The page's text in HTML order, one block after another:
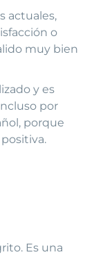
actuales,
o
muy bien
y es
por
porque
Es una